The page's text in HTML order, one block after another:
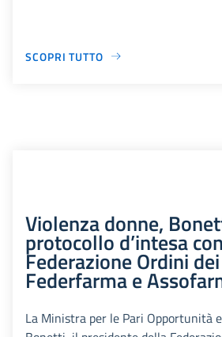
SCOPRI TUTTO
Violenza donne,
protocollo d’intesa
Federazione Ordini
Federfarma e
La Ministra per le Pari Opportunità